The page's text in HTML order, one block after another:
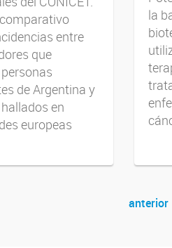
entre
que
de Argentina y
en
europeas
la
de artículos
anterior